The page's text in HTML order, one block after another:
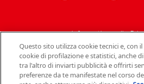
Informativa sulla
Politica del sito
Contatti Mondelez
Questo sito utilizza cookie tecnici e, con
cookie di profilazione e statistici, anche
tra l'altro di inviarti pubblicità e offrirti
preferenze da te manifestate nel corso